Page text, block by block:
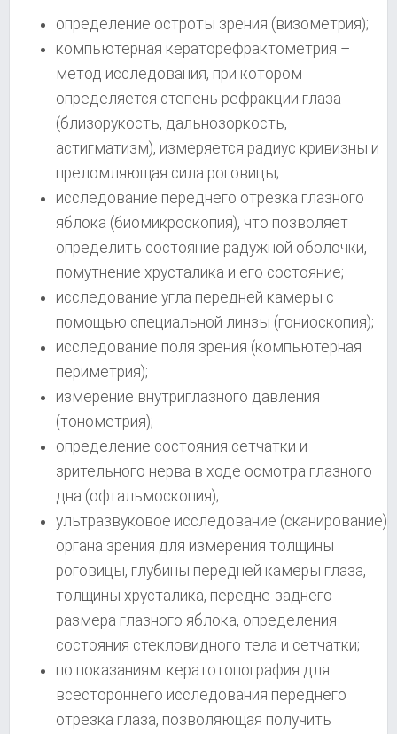
определение остроты зрения (визометрия);
компьютерная кераторефрактометрия –
метод исследования, при котором
определяется степень рефракции глаза
(близорукость, дальнозоркость,
астигматизм), измеряется радиус кривизны и
преломляющая сила роговицы;
исследование переднего отрезка глазного
яблока (биомикроскопия), что позволяет
определить состояние радужной оболочки,
помутнение хрусталика и его состояние;
исследование угла передней камеры с
помощью специальной линзы (гониоскопия);
исследование поля зрения (компьютерная
периметрия);
измерение внутриглазного давления
(тонометрия);
определение состояния сетчатки и
зрительного нерва в ходе осмотра глазного
дна (офтальмоскопия);
ультразвуковое исследование (сканирование)
органа зрения для измерения толщины
роговицы, глубины передней камеры глаза,
толщины хрусталика, передне-заднего
размера глазного яблока, определения
состояния стекловидного тела и сетчатки;
по показаниям: кератотопография для
всестороннего исследования переднего
отрезка глаза, позволяющая получить